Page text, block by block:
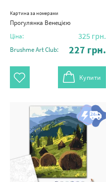
Картина за номерами
Прогулянка Венецією
Ціна: 325 грн.
Brushme Art Club: 227 грн.
Купити